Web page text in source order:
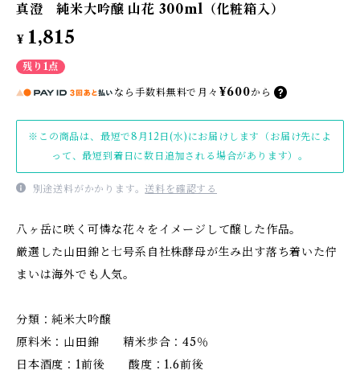
真澄 純米大吟醸 山花 300ml（化粧箱入）
¥ 1,815
残り1点
なら 手数料無料で 月々 ¥600から
※この商品は、最短で8月12日(水)にお届けします（お届け先によ
って、最短到着日に数日追加される場合があります）。
別途送料がかかります。送料を確認する
八ヶ岳に咲く可憐な花々をイメージして醸した作品。
厳選した山田錦と七号系自社株酵母が生み出す落ち着いた佇
まいは海外でも人気。
分類：純米大吟醸
原料米：山田錦 精米歩合：45％
日本酒度：1前後 酸度：1.6前後